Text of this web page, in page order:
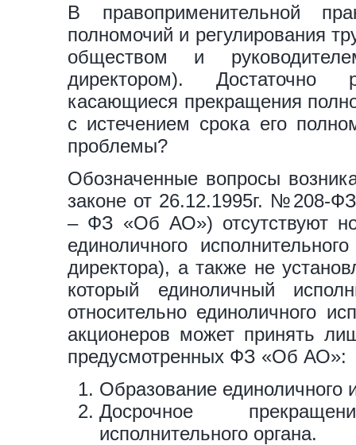
В правоприменительной
полномочий и регулирования
обществом и
директором). Достаточно
касающиеся прекращения
с истечением срока его
проблемы?
Обозначенные вопросы
законе от 26.12.1995г. №208-
– ФЗ «Об АО») отсутствуют
единоличного
директора), а также не
который единоличный
относительно единоличного
акционеров может принять
предусмотренных ФЗ «Об АО»:
Образование единоличного
Досрочное
исполнительного органа.